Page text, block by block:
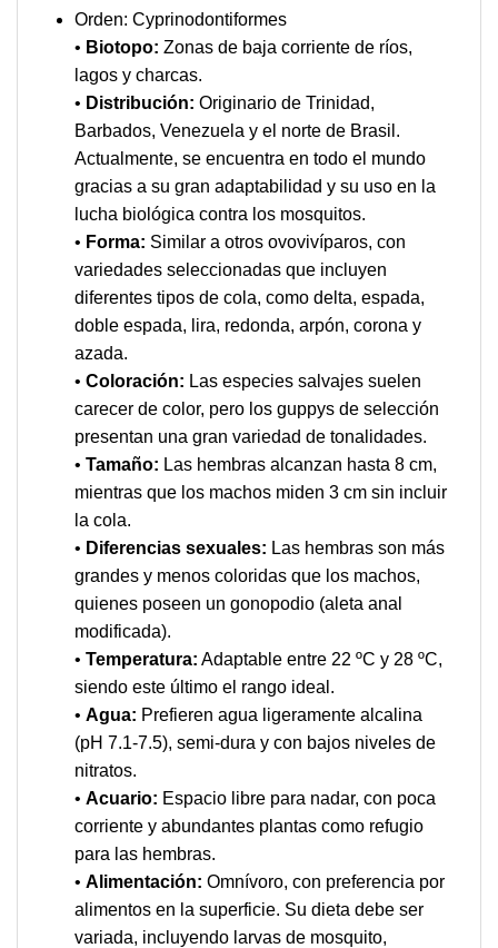
Orden: Cyprinodontiformes
• Biotopo: Zonas de baja corriente de ríos,
lagos y charcas.
• Distribución: Originario de Trinidad,
Barbados, Venezuela y el norte de Brasil.
Actualmente, se encuentra en todo el mundo
gracias a su gran adaptabilidad y su uso en la
lucha biológica contra los mosquitos.
• Forma: Similar a otros ovovivíparos, con
variedades seleccionadas que incluyen
diferentes tipos de cola, como delta, espada,
doble espada, lira, redonda, arpón, corona y
azada.
• Coloración: Las especies salvajes suelen
carecer de color, pero los guppys de selección
presentan una gran variedad de tonalidades.
• Tamaño: Las hembras alcanzan hasta 8 cm,
mientras que los machos miden 3 cm sin incluir
la cola.
• Diferencias sexuales: Las hembras son más
grandes y menos coloridas que los machos,
quienes poseen un gonopodio (aleta anal
modificada).
• Temperatura: Adaptable entre 22 ºC y 28 ºC,
siendo este último el rango ideal.
• Agua: Prefieren agua ligeramente alcalina
(pH 7.1-7.5), semi-dura y con bajos niveles de
nitratos.
• Acuario: Espacio libre para nadar, con poca
corriente y abundantes plantas como refugio
para las hembras.
• Alimentación: Omnívoro, con preferencia por
alimentos en la superficie. Su dieta debe ser
variada, incluyendo larvas de mosquito,